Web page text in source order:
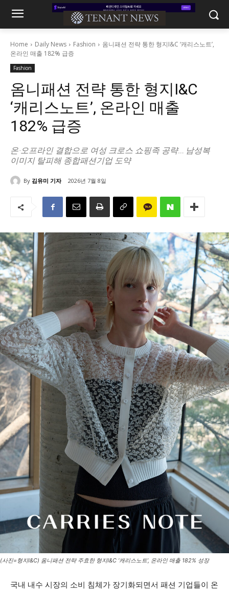
Home Daily News Fashion
옴니패션 전략 통한 형지I&C ‘캐리스노트’,
온라인 매출 182% 급증
Fashion
옴니패션 전략 통한 형지I&C
‘캐리스노트’, 온라인 매출
182% 급증
온·오프라인 결합으로 여성 크로스 쇼핑족 공략… 남성복
이미지 탈피해 종합패션기업 도약
By 김유미 기자 2026년 7월 8일
(사진=형지I&C) 옴니패션 전략 주효한 형지I&C ‘캐리스노트’, 온라인 매출 182% 성장
국내 내수 시장의 소비 침체가 장기화되면서 패션 기업들이 온